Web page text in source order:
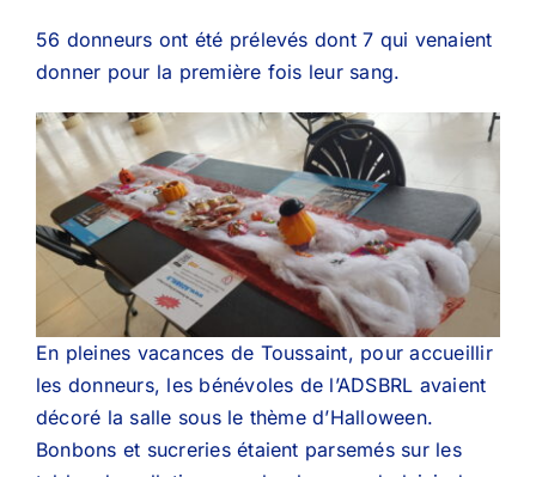
56 donneurs ont été prélevés dont 7 qui venaient
donner pour la première fois leur sang.
En pleines vacances de Toussaint, pour accueillir
les donneurs, les bénévoles de l’ADSBRL avaient
décoré la salle sous le thème d’Halloween.
Bonbons et sucreries étaient parsemés sur les